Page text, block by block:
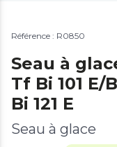
Référence : R0850
Seau à
Tf Bi 101
Bi 121 E
Seau à glace